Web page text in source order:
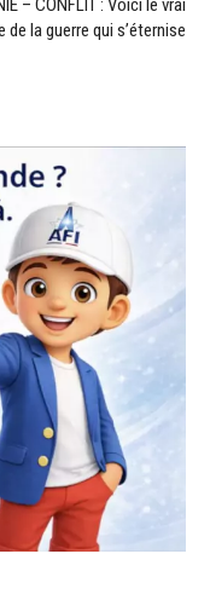
– CONFLIT : Voici le vrai
de la guerre qui s’éternise